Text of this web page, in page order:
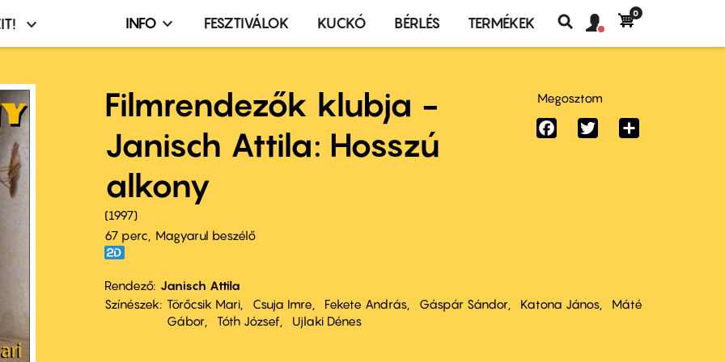
Infó,
terembérlés
menü
INFO FESZTIVÁLOK KUCKÓ BÉRLÉS TERMÉKEK
Keresés
fiók
Felhasználói
0
Filmrendezők klubja -
Janisch Attila: Hosszú
alkony
1997
67 perc,
Magyarul beszélő
Rendező Janisch Attila
Színészek
Törőcsik Mari Csuja Imre Fekete András Gáspár Sándor Katona János
Máté
Gábor
Tóth József Ujlaki Dénes
Megosztom
FacebookTwitter